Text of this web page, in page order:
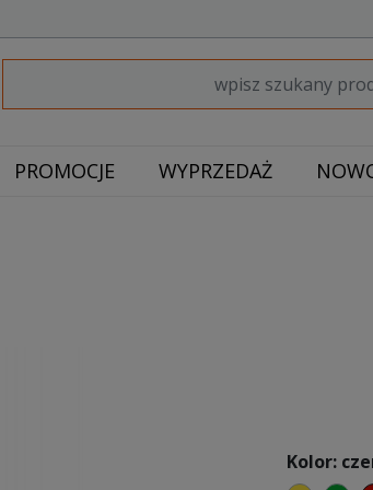
PROMOCJE WYPRZEDAŻ
Kolor: